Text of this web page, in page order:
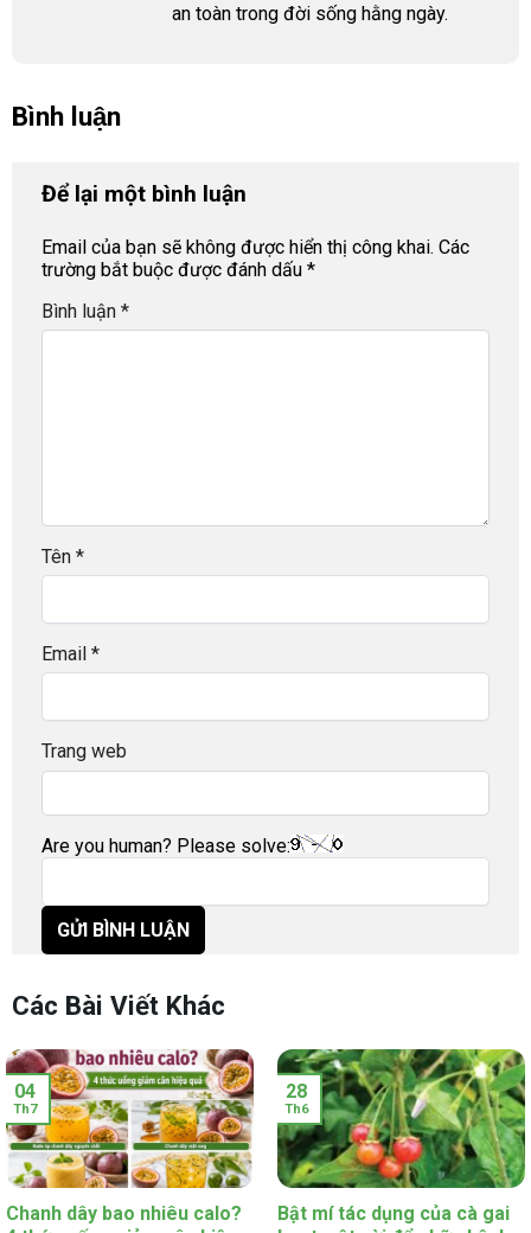
an toàn trong đời sống hằng ngày.
Bình luận
Để lại một bình luận
Email của bạn sẽ không được hiển thị công khai. Các
trường bắt buộc được đánh dấu *
Bình luận *
Tên *
Email *
Trang web
Are you human? Please solve:
Các Bài Viết Khác
Chanh dây bao nhiêu calo?
04
Th7
Bật mí tác dụng của cà gai
28
Th6